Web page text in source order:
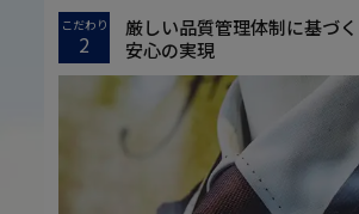
こだわり
2
厳しい品質管理体制に基づく
安心の実現